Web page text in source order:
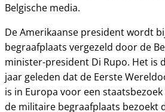
Belgische media.
De Amerikaanse president wordt
begraafplaats vergezeld door de
minister-president Di Rupo. Het is
jaar geleden dat de Eerste
is in Europa voor een
de militaire begraafplaats bezoekt